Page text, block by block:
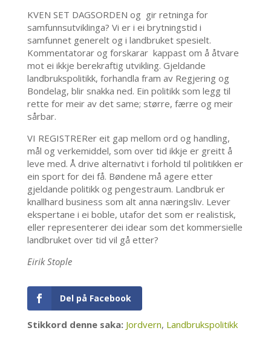
KVEN SET DAGSORDEN og gir retninga for
samfunnsutviklinga? Vi er i ei brytningstid i
samfunnet generelt og i landbruket spesielt.
Kommentatorar og forskarar kappast om å åtvare
mot ei ikkje berekraftig utvikling. Gjeldande
landbrukspolitikk, forhandla fram av Regjering og
Bondelag, blir snakka ned. Ein politikk som legg til
rette for meir av det same; større, færre og meir
sårbar.
VI REGISTRERer eit gap mellom ord og handling,
mål og verkemiddel, som over tid ikkje er greitt å
leve med. Å drive alternativt i forhold til politikken er
ein sport for dei få. Bøndene må agere etter
gjeldande politikk og pengestraum. Landbruk er
knallhard business som alt anna næringsliv. Lever
ekspertane i ei boble, utafor det som er realistisk,
eller representerer dei idear som det kommersielle
landbruket over tid vil gå etter?
Eirik Stople
Del på Facebook
Stikkord denne saka: Jordvern, Landbrukspolitikk